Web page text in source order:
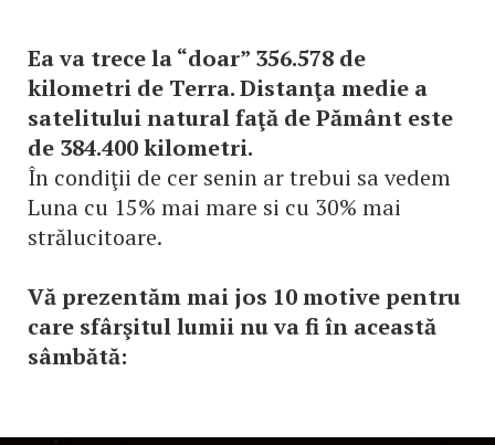
Ea va trece la “doar” 356.578 de
kilometri de Terra. Distanţa medie a
satelitului natural faţă de Pământ este
de 384.400 kilometri.
În condiţii de cer senin ar trebui sa vedem
Luna cu 15% mai mare si cu 30% mai
strălucitoare.
Vă prezentăm mai jos 10 motive pentru
care sfârşitul lumii nu va fi în această
sâmbătă: